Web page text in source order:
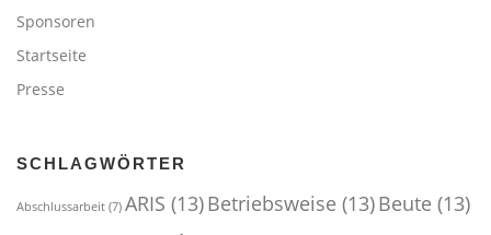
Sponsoren
Startseite
Presse
SCHLAGWÖRTER
Abschlussarbeit (7) ARIS (13)Betriebsweise (13)Beute (13)